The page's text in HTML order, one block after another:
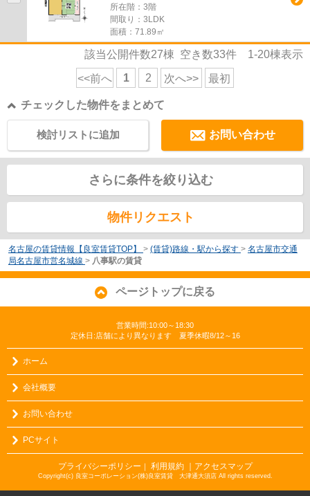
所在階：3階
間取り：3LDK
面積：71.89㎡
該当公開件数27棟 空き数33件 1-20棟表示
<<前へ 1 2 次へ>> 最初
チェックした物件をまとめて
お問い合わせ
検討リストに追加
さらに条件を絞り込む
物件リクエスト
名古屋の賃貸情報【良室賃貸TOP】 > (賃貸)路線・駅から探す > 名古屋市交通
局名古屋市営名城線 > 八事駅の賃貸
ページトップに戻る
営業時間:10:00～18:30
定休日:店舗により異なります 夏季休暇8/12～16
ホーム
会社概要
お問い合わせ
PCサイト
プライバシーポリシー ｜ 利用規約 ｜アクセスマップ
Copyright(c) 良室コーポレーション(株)良室賃貸 大津通大須店 All rights reserved.